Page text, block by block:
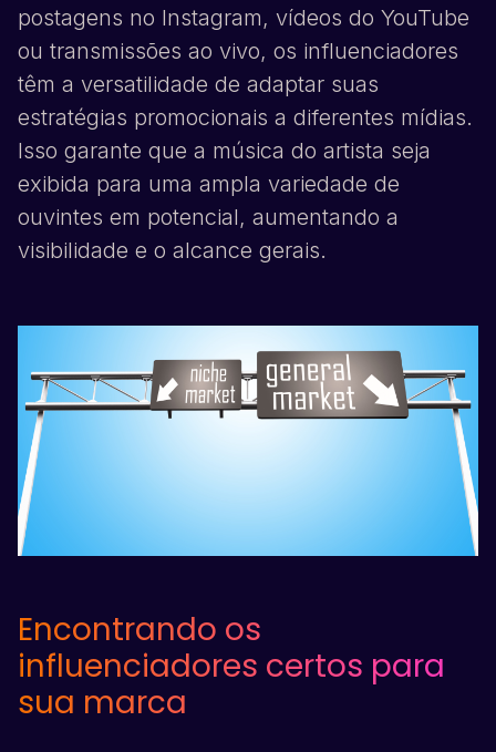
postagens no Instagram, vídeos do YouTube
ou transmissões ao vivo, os influenciadores
têm a versatilidade de adaptar suas
estratégias promocionais a diferentes mídias.
Isso garante que a música do artista seja
exibida para uma ampla variedade de
ouvintes em potencial, aumentando a
visibilidade e o alcance gerais.
Encontrando os
influenciadores certos para
sua marca